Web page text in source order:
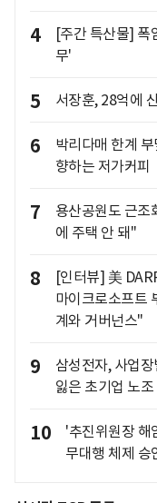
4
[주간 특산물]
무'
5 서장훈, 28억에
6
박리다매 한계
향하는 저가커피
7
용산공원도 근
에 주택 안 돼"
8
[인터뷰] 美
마이크로소프트
계와 거버넌스"
9
삼성전자, 사업
잃은 초기업 노
10
'추진위원장
무대행 체제 승